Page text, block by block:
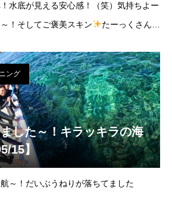
水底が見える安心感！（笑）気持ちよー
！そしてご褒美スキン
たーっくさん遊
潮：12
ング
した～！キラッキラの海
15】
～！だいぶうねりが落ちてました